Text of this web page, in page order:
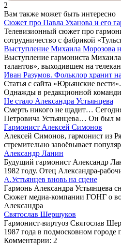
2
Вам также может быть интересно
Сюжет про Павла Уханова и его
Телевизионный сюжет про
сотрудничество с фабрикой
Выступление Михаила Морозова
Выступление гармониста
талантов», выходившем на
Иван Разумов. Фольклор хранит
Статья с сайта «Юрьянские
Однажды в редакционной
Не стало Александра Устьянцева
Смерть никого не щадит…
Петровича Устьянцева… Он был
Гармонист Алексей Симонов
Алексей Симонов, гармонист из
стремительно завоёвывает
Александр Ланин
Будущий гармонист Александр
1982 году. Отец Александра-
А.Устьянцев вновь на сцене
Гармонь Александра Устьянцева
Сюжет медиа-компании ГОНГ о
Александра
Святослав Шершуков
Гармонист-виртуоз Святослав
1987 года в подмосковном городе
Комментарии: 2